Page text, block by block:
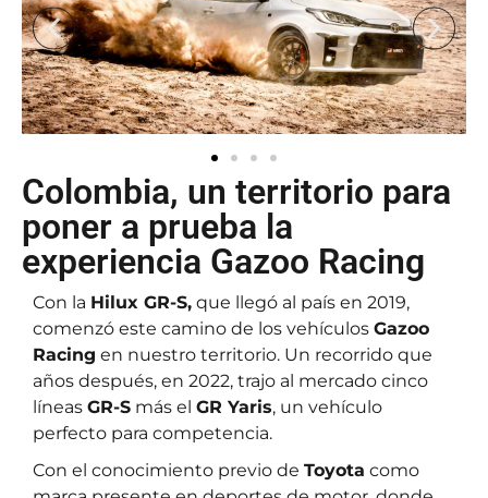
Colombia, un territorio para
poner a prueba la
experiencia Gazoo Racing
Con la Hilux GR-S, que llegó al país en 2019,
comenzó este camino de los vehículos Gazoo
Racing en nuestro territorio. Un recorrido que
años después, en 2022, trajo al mercado cinco
líneas GR-S más el GR Yaris, un vehículo
perfecto para competencia.
Con el conocimiento previo de Toyota como